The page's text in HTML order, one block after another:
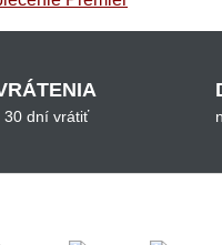
30 dní vrátiť